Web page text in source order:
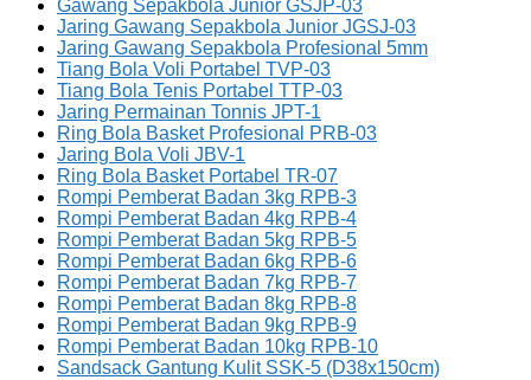
Gawang Sepakbola Junior GSJP-03
Jaring Gawang Sepakbola Junior JGSJ-03
Jaring Gawang Sepakbola Profesional 5mm
Tiang Bola Voli Portabel TVP-03
Tiang Bola Tenis Portabel TTP-03
Jaring Permainan Tonnis JPT-1
Ring Bola Basket Profesional PRB-03
Jaring Bola Voli JBV-1
Ring Bola Basket Portabel TR-07
Rompi Pemberat Badan 3kg RPB-3
Rompi Pemberat Badan 4kg RPB-4
Rompi Pemberat Badan 5kg RPB-5
Rompi Pemberat Badan 6kg RPB-6
Rompi Pemberat Badan 7kg RPB-7
Rompi Pemberat Badan 8kg RPB-8
Rompi Pemberat Badan 9kg RPB-9
Rompi Pemberat Badan 10kg RPB-10
Sandsack Gantung Kulit SSK-5 (D38x150cm)